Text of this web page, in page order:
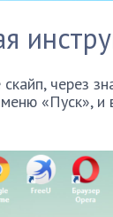
через
«Пуск», и